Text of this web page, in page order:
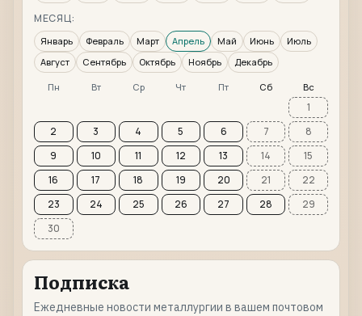
МЕСЯЦ:
Январь Февраль Март Апрель Май Июнь
Июль
Август
Сентябрь Октябрь Ноябрь Декабрь
Пн Вт Ср Чт Пт Сб Вс
1
2
3 4 5 6 7
8
9
10 11 12 13 14
15
16
17 18 19 20 21
22
23
24 25 26 27 28
29
30
Подписка
Ежедневные новости металлургии в вашем почтовом